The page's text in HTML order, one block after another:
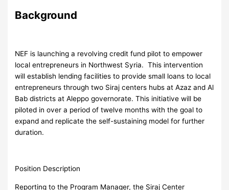
Background
NEF is launching a revolving credit fund pilot to empower
local entrepreneurs in Northwest Syria. This intervention
will establish lending facilities to provide small loans to local
entrepreneurs through two Siraj centers hubs at Azaz and Al
Bab districts at Aleppo governorate. This initiative will be
piloted in over a period of twelve months with the goal to
expand and replicate the self-sustaining model for further
duration.
Position Description
Reporting to the Program Manager, the Siraj Center